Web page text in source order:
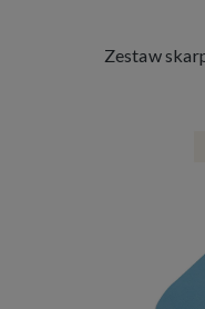
Zestaw